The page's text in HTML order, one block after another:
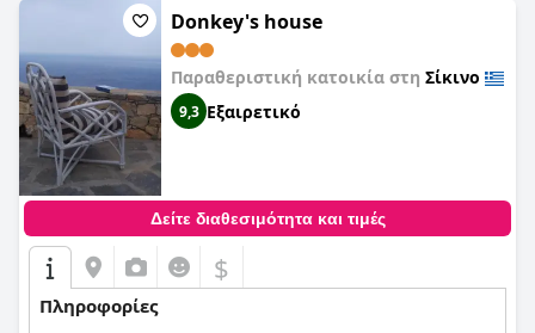
Donkey's house
Παραθεριστική κατοικία στη Σίκινο
9,3 Εξαιρετικό
Δείτε διαθεσιμότητα και τιμές
$
Πληροφορίες